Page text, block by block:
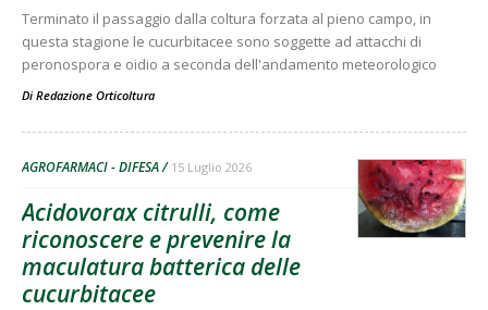
Terminato il passaggio dalla coltura forzata al pieno campo, in
questa stagione le cucurbitacee sono soggette ad attacchi di
peronospora e oidio a seconda dell'andamento meteorologico
Di Redazione Orticoltura
AGROFARMACI - DIFESA 15 Luglio 2026
Acidovorax citrulli, come
riconoscere e prevenire la
maculatura batterica delle
cucurbitacee